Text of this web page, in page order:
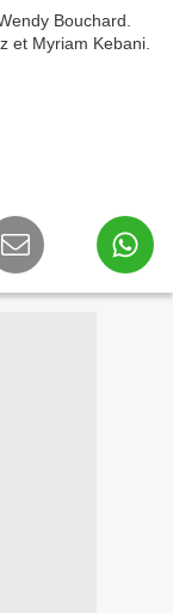
Bouchard.
et Myriam Kebani.